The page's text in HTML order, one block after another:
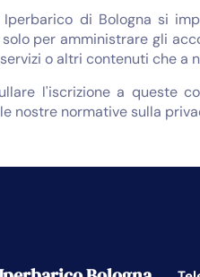
Iperbarico di Bologna si
per amministrare gli
o altri contenuti che a
l'iscrizione a queste
nostre normative sulla